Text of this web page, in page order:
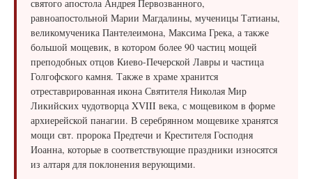
святого апостола Андрея Первозванного,
равноапостольной Марии Магдалины, мученицы Татианы,
великомученика Пантелеимона, Максима Грека, а также
большой мощевик, в котором более 90 частиц мощей
преподобных отцов Киево-Печерской Лавры и частица
Голгофского камня. Также в храме хранится
отреставрированная икона Святителя Николая Мир
Ликийских чудотворца XVIII века, с мощевиком в форме
архиерейской панагии. В серебрянном мощевике хранятся
мощи свт. пророка Предтечи и Крестителя Господня
Иоанна, которые в соответствующие праздники износятся
из алтаря для поклонения верующими.